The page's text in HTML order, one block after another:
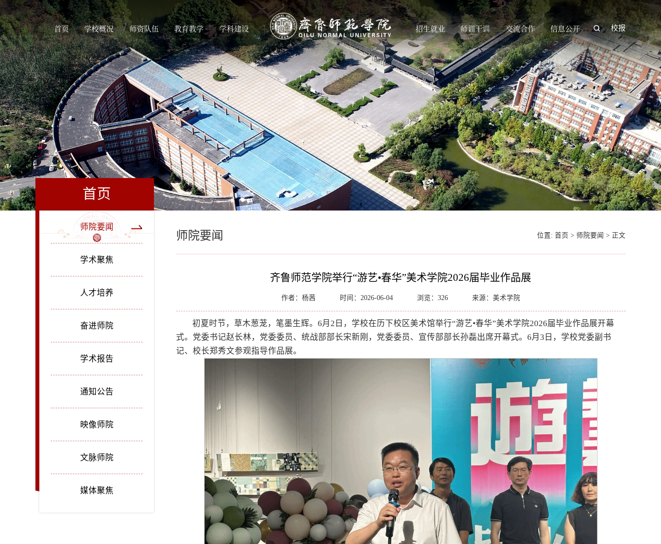
首页 学校概况 师资队伍 教育教学 学科建设 招生就业 师训干训 交流合作 信息公开 校报
首页
师院要闻
学术聚焦
人才培养
奋进师院
学术报告
通知公告
映像师院
文脉师院
媒体聚焦
师院要闻 位置: 首页 > 师院要闻 > 正文
齐鲁师范学院举行“游艺•春华”美术学院2026届毕业作品展
作者：杨茜 时间：2026-06-04 浏览： 326 来源：美术学院
初夏时节，草木葱茏，笔墨生辉。6月2日，学校在历下校区美术馆举行“游艺•春华”美术学院2026届毕业作品展开幕
式。党委书记赵长林，党委委员、统战部部长宋新刚，党委委员、宣传部部长孙磊出席开幕式。6月3日，学校党委副书
记、校长郑秀文参观指导作品展。